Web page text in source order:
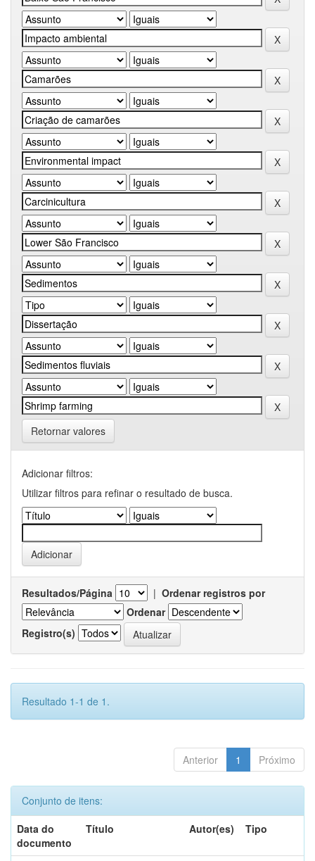
Retornar valores
Adicionar filtros:
Utilizar filtros para refinar o resultado de busca.
Resultados/Página | Ordenar registros por
Ordenar
Registro(s)
Resultado 1-1 de 1.
Anterior 1 Próximo
Conjunto de itens:
Data do
documento
Título Autor(es) Tipo